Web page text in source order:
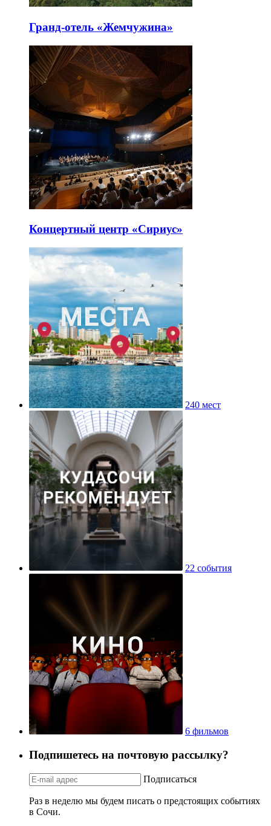
Гранд-отель «Жемчужина»
Концертный центр «Сириус»
240 мест
22 события
6 фильмов
Подпишетесь на почтовую рассылку?
Подписаться
Раз в неделю мы будем писать о предстоящих событиях
в Сочи.